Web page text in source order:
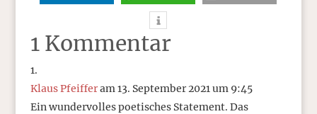
1 Kommentar
Klaus Pfeifferam 13. September 2021 um 9:45
Ein wundervolles poetisches Statement. Das